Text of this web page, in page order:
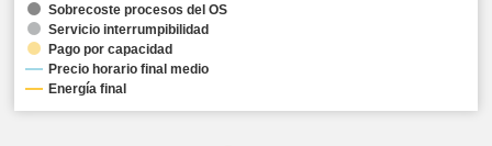
Sobrecoste procesos del OS
Servicio interrumpibilidad
Pago por capacidad
Precio horario final medio
Energía final